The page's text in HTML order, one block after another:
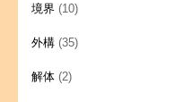
境界 (10)
外構 (35)
解体 (2)